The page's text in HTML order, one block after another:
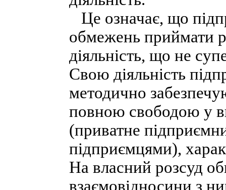
Це означає, що
обмежень приймати
діяльність, що не
Свою діяльність
методично
повною свободою у
(приватне
підприємцями),
На власний розсуд
взаємовідносини з